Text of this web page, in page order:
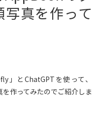
真を作って
」とChatGPTを使って、
作ってみたのでご紹介しま